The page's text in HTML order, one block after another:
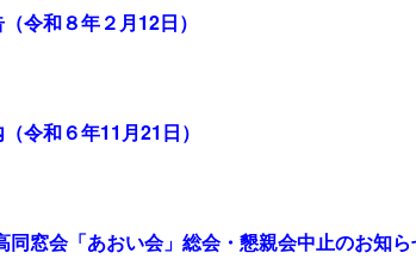
令和８年２月12日）
令和６年11月21日）
会「あおい会」総会・懇親会中止のお知ら